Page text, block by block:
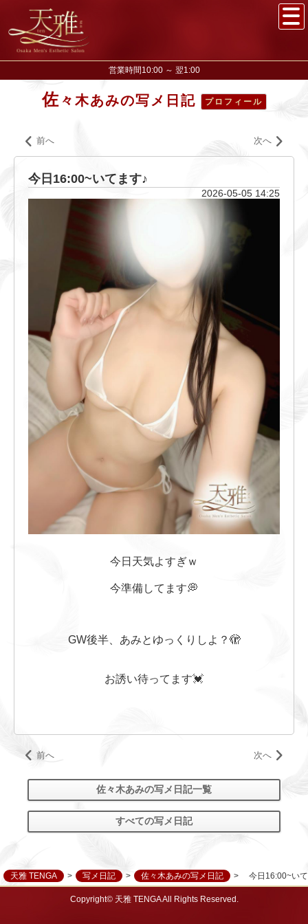
営業時間10:00 ～ 翌1:00
佐 々木あみの写メ日記 プロフィール
前へ 次へ
今日16:00~いてます♪
2026-05-05 14:25
今日天気よすぎｗ
今準備してます💭
GW後半、あみとゆっくりしよ？🫣
お誘い待ってます💓
前へ 次へ
佐々木あみの写メ日記一覧
すべての写メ日記
天雅 TENGA 写メ日記 佐々木あみの写メ日記 今日16:00~い
Copyright© 天雅 TENGA All Rights Reserved.